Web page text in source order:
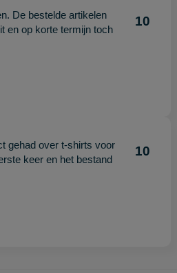
De bestelde artikelen
en op korte termijn toch
10
gehad over t-shirts voor
keer en het bestand
10